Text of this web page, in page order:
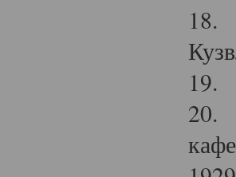
18.
19.
20.